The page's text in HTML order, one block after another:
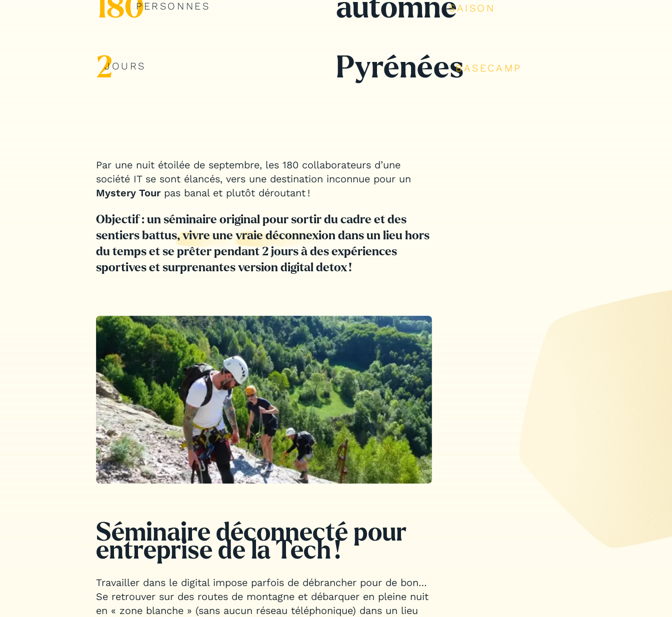
180PERSONNES
2JOURS
automneSAISON
PyrénéesBASECAMP
Par une nuit étoilée de septembre, les 180 collaborateurs d’une
société IT se sont élancés, vers une destination inconnue pour un
Mystery Tourpas banal et plutôt déroutant !
Objectif : un séminaire original pour sortir du cadre et des
sentiers battus,vivre une vraie déconnexion dans un lieu hors
du temps et se prêter pendant 2 jours à des expériences
sportives et surprenantes version digital detox !
Séminaire déconnecté pour
entreprise de la Tech !
Travailler dans le digital impose parfois de débrancher pour de bon…
Se retrouver sur des routes de montagne et débarquer en pleine nuit
en « zone blanche » (sans aucun réseau téléphonique) dans un lieu